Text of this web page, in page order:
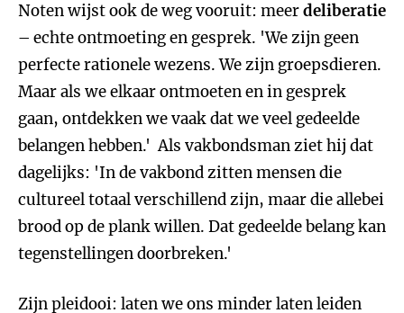
Noten wijst ook de weg vooruit: meerdeliberatie
– echte ontmoeting en gesprek. 'We zijn geen
perfecte rationele wezens. We zijn groepsdieren.
Maar als we elkaar ontmoeten en in gesprek
gaan, ontdekken we vaak dat we veel gedeelde
belangen hebben.' Als vakbondsman ziet hij dat
dagelijks: 'In de vakbond zitten mensen die
cultureel totaal verschillend zijn, maar die allebei
brood op de plank willen. Dat gedeelde belang kan
tegenstellingen doorbreken.'
Zijn pleidooi: laten we ons minder laten leiden